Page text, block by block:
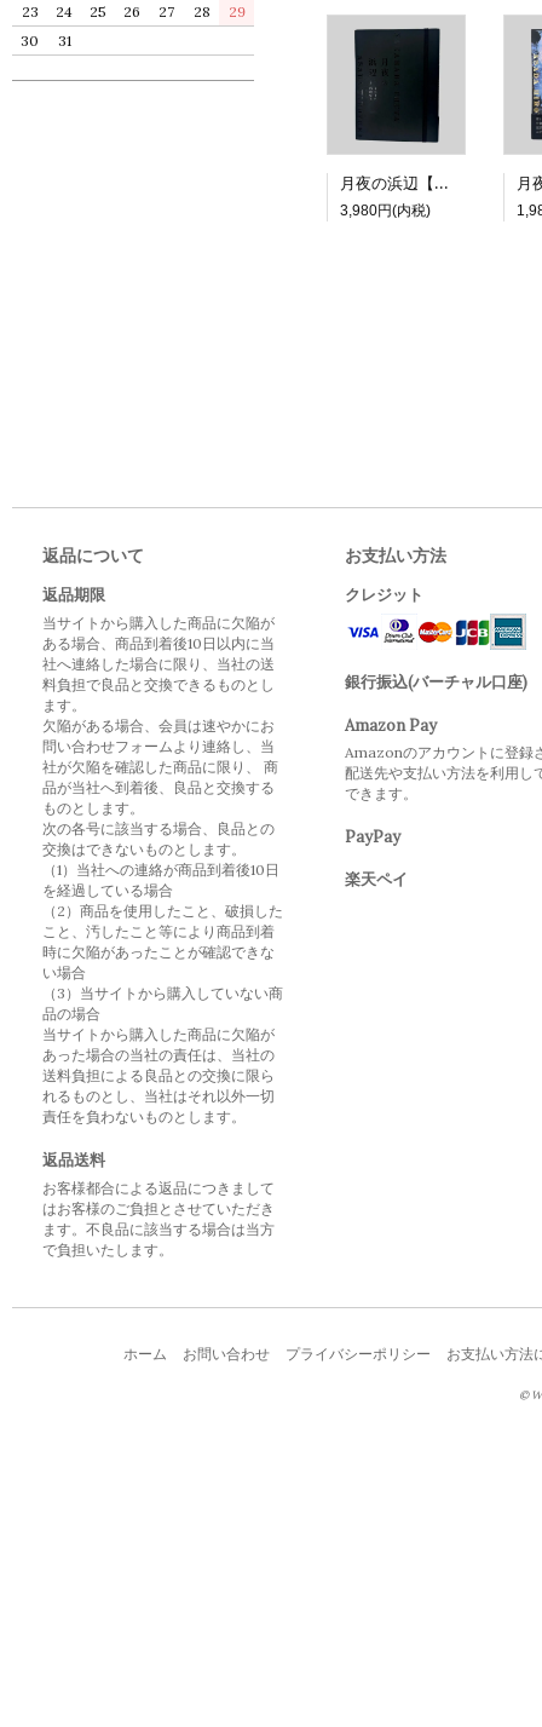
月夜の浜辺【特装版】
3,980円(内税)
23
24 25 26 27 28
29
30
31
返品について
返品期限
当サイトから購入した商品に欠陥が
ある場合、商品到着後10日以内に当
社へ連絡した場合に限り、当社の送
料負担で良品と交換できるものとし
ます。
欠陥がある場合、会員は速やかにお
問い合わせフォームより連絡し、当
社が欠陥を確認した商品に限り、 商
品が当社へ到着後、良品と交換する
ものとします。
次の各号に該当する場合、良品との
交換はできないものとします。
（1）当社への連絡が商品到着後10日
を経過している場合
（2）商品を使用したこと、破損した
こと、汚したこと等により商品到着
時に欠陥があったことが確認できな
い場合
（3）当サイトから購入していない商
品の場合
当サイトから購入した商品に欠陥が
あった場合の当社の責任は、当社の
送料負担による良品との交換に限ら
れるものとし、当社はそれ以外一切
責任を負わないものとします。
返品送料
お客様都合による返品につきまして
はお客様のご負担とさせていただき
ます。不良品に該当する場合は当方
で負担いたします。
お支払い方法
クレジット
銀行振込(バーチャル口座)
Amazon Pay
Amazonのアカウントに登録
配送先や支払い方法を利用し
できます。
PayPay
楽天ペイ
ホーム お問い合わせ プライバシーポリシー お支払い方法
©